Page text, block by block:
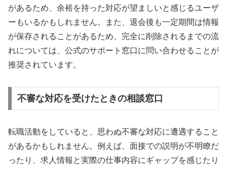
があるため、余裕を持った対応が望ましいと感じるユーザ
ーもいるかもしれません。また、退会後も一定期間は情報
が保存されることがあるため、完全に削除されるまでの流
れについては、公式のサポート窓口に問い合わせることが
推奨されています。
不審な対応を受けたときの相談窓口
転職活動をしていると、思わぬ不審な対応に遭遇すること
があるかもしれません。例えば、面接での説明が不明瞭だ
ったり、求人情報と実際の仕事内容にギャップを感じたり